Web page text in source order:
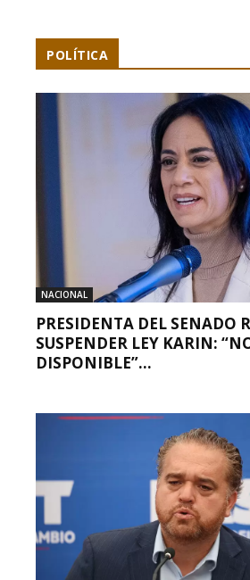
POLÍTICA
NACIONAL
PRESIDENTA DEL SENADO
SUSPENDER LEY KARIN:
DISPONIBLE”...